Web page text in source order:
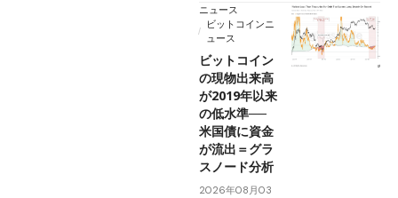
ニュース
ビットコインニ
ュース
ビットコイン
の現物出来高
が2019年以来
の低水準──
米国債に資金
が流出＝グラ
スノード分析
2026年08月03